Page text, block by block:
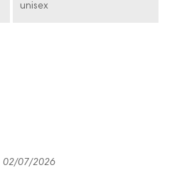
unisex
02/07/2026